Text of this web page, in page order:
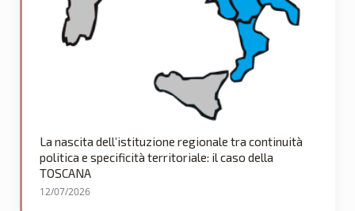
La nascita dell’istituzione regionale tra continuità
politica e specificità territoriale: il caso della
TOSCANA
12/07/2026